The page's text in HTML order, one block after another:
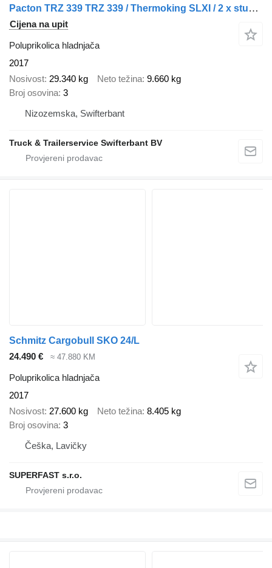
Pacton TRZ 339 TRZ 339 / Thermoking SLXI / 2 x stuuras 1 x liftas
Cijena na upit
Poluprikolica hladnjača
2017
Nosivost 29.340 kg Neto težina 9.660 kg
Broj osovina 3
Nizozemska, Swifterbant
Truck & Trailerservice Swifterbant BV
Schmitz Cargobull SKO 24/L
24.490 €
≈ 47.880 KM
Poluprikolica hladnjača
2017
Nosivost 27.600 kg Neto težina 8.405 kg
Broj osovina 3
Češka, Lavičky
SUPERFAST s.r.o.